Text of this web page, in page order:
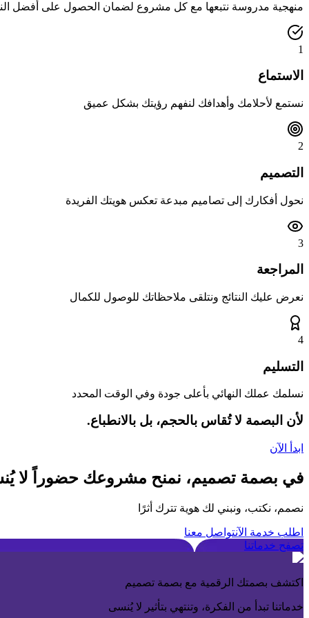
منهجية مدروسة نتبعها مع كل مشروع لضمان الحصول على أفضل
1
الاستماع
نستمع لأحلامك وأهدافك لنفهم رؤيتك بشكل عميق
2
التصميم
نحول أفكارك إلى تصاميم مبدعة تعكس هويتك الفريدة
3
المراجعة
نعرض عليك النتائج ونتلقى ملاحظاتك للوصول للكمال
4
التسليم
نسلمك عملك النهائي بأعلى جودة وفي الوقت المحدد
لأن البصمة لا تُقاس بالحجم، بل بالانطباع.
ابدأ الآن
في بصمة تصميم، نمنح مشروعك حضوراً لا
نصمم، نكتب، ونبني لك هوية تترك أثرًا
اطلب خدمة الآنتواصل معنا
تصفح خدماتنا
اكتشف بصمتك الرقمية مع بصمة تصميم
خدماتنا تبدأ من الفكرة، وتنتهي بتأثير لا يُنسى